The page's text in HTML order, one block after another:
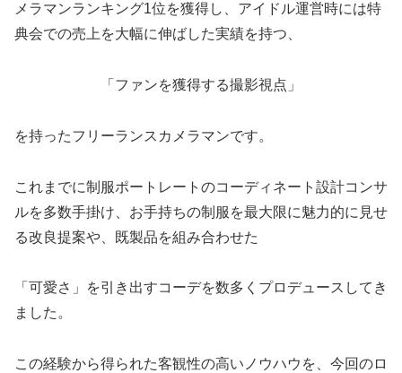
メラマンランキング1位を獲得し、アイドル運営時には特
典会での売上を大幅に伸ばした実績を持つ、
「ファンを獲得する撮影視点」
を持ったフリーランスカメラマンです。
これまでに制服ポートレートのコーディネート設計コンサ
ルを多数手掛け、お手持ちの制服を最大限に魅力的に見せ
る改良提案や、既製品を組み合わせた
「可愛さ」を引き出すコーデを数多くプロデュースしてき
ました。
この経験から得られた客観性の高いノウハウを、今回のロ